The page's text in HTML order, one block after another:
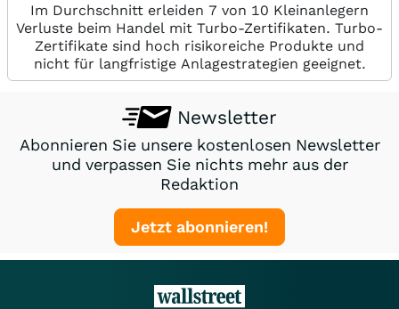
Im Durchschnitt erleiden 7 von 10 Kleinanlegern
Verluste beim Handel mit Turbo-Zertifikaten. Turbo-
Zertifikate sind hoch risikoreiche Produkte und
nicht für langfristige Anlagestrategien geeignet.
Newsletter
Abonnieren Sie unsere kostenlosen Newsletter
und verpassen Sie nichts mehr aus der
Redaktion
Jetzt abonnieren!